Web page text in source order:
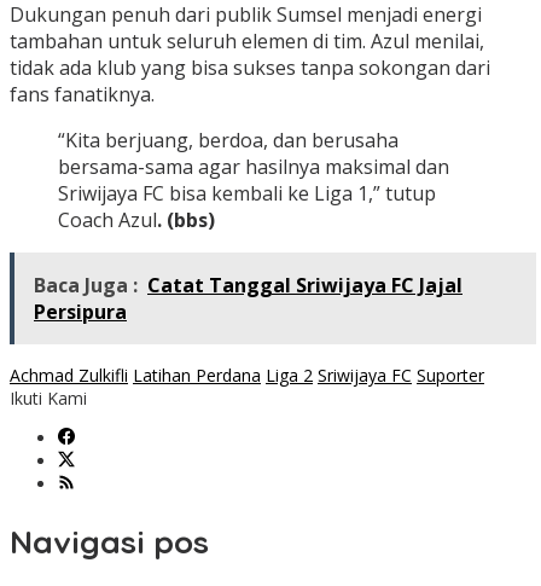
Dukungan penuh dari publik Sumsel menjadi energi
tambahan untuk seluruh elemen di tim. Azul menilai,
tidak ada klub yang bisa sukses tanpa sokongan dari
fans fanatiknya.
“Kita berjuang, berdoa, dan berusaha
bersama-sama agar hasilnya maksimal dan
Sriwijaya FC bisa kembali ke Liga 1,” tutup
Coach Azul. (bbs)
Baca Juga : Catat Tanggal Sriwijaya FC Jajal
Persipura
Achmad Zulkifli Latihan Perdana Liga 2 Sriwijaya FC Suporter
Ikuti Kami
Navigasi pos